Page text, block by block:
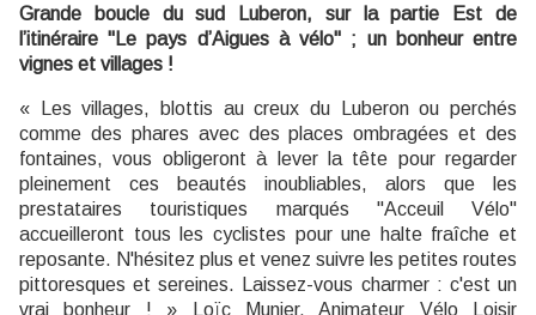
Grande boucle du sud Luberon, sur la partie Est de
l’itinéraire "Le pays d’Aigues à vélo" ; un bonheur entre
vignes et villages !
« Les villages, blottis au creux du Luberon ou perchés
comme des phares avec des places ombragées et des
fontaines, vous obligeront à lever la tête pour regarder
pleinement ces beautés inoubliables, alors que les
prestataires touristiques marqués "Acceuil Vélo"
accueilleront tous les cyclistes pour une halte fraîche et
reposante. N'hésitez plus et venez suivre les petites routes
pittoresques et sereines. Laissez-vous charmer : c'est un
vrai bonheur ! » Loïc Munier, Animateur Vélo Loisir